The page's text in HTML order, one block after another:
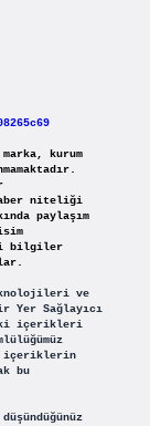
kurum
niteliği
paylaşım
bilgiler
ve
Yer Sağlayıcı
içerikleri
içeriklerin
bu